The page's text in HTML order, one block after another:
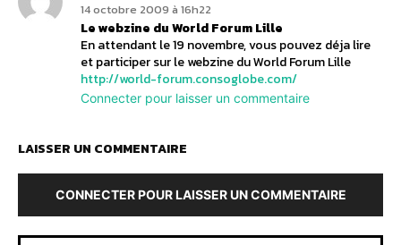
14 octobre 2009 à 16h22
Le webzine du World Forum Lille
En attendant le 19 novembre, vous pouvez déja lire
et participer sur le webzine du World Forum Lille
http://world-forum.consoglobe.com/
Connecter pour laisser un commentaire
LAISSER UN COMMENTAIRE
CONNECTER POUR LAISSER UN COMMENTAIRE